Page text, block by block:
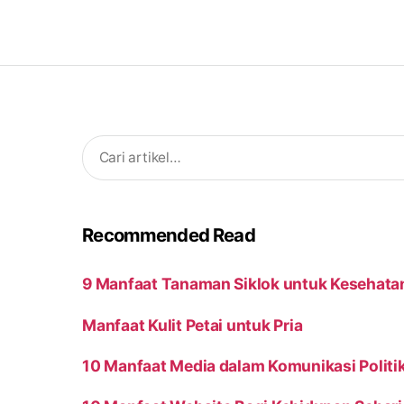
Search
for:
Recommended Read
9 Manfaat Tanaman Siklok untuk
Manfaat Kulit Petai untuk Pria
10 Manfaat Media dalam Komunikasi